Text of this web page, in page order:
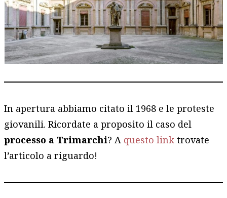
In apertura abbiamo citato il 1968 e le proteste
giovanili. Ricordate a proposito il caso del
processo a Trimarchi? A questo link trovate
l’articolo a riguardo!